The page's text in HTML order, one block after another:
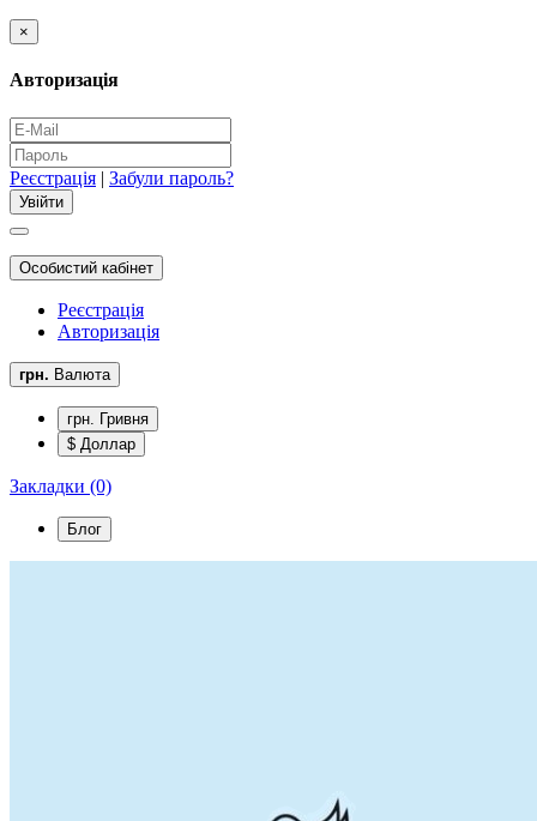
×
Авторизація
Реєстрація | Забули пароль?
Особистий кабінет
Реєстрація
Авторизація
грн. Валюта
грн. Гривня
$ Доллар
Закладки (0)
Блог